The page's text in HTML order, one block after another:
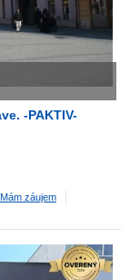
-PAKTIV-
Mám záujem